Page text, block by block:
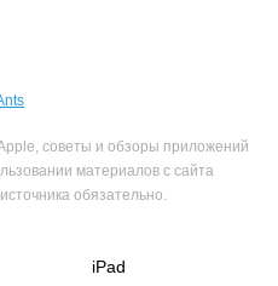
советы и обзоры приложений
материалов с сайта
обязательно.
iPad